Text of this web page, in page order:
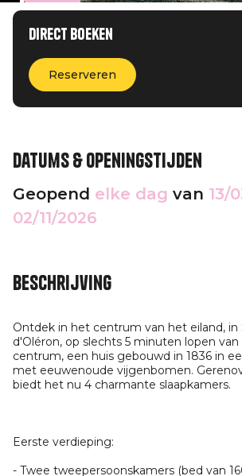
Direct boeken
Reserveren
Datums & openingstijden
Geopend elke dag van 13/
02/11/2026
Beschrijving
Ontdek in het centrum van het eiland, in
d'Oléron, op slechts 5 minuten lopen
centrum, een huis gebouwd in 1836 in
met eeuwenoude vijgenbomen.
biedt het nu 4 charmante slaapkamers.
Eerste verdieping:
- Twee tweepersoonskamers (bed van